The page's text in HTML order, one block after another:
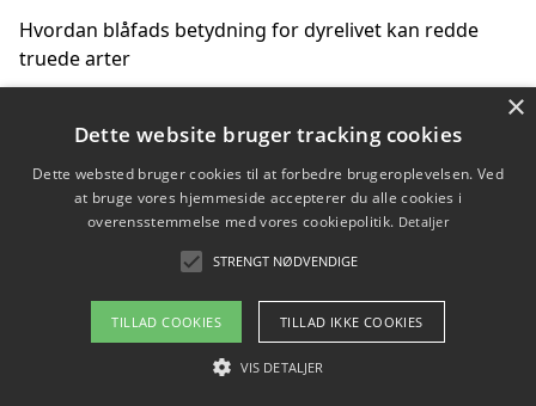
Hvordan blåfads betydning for dyrelivet kan redde
truede arter
Hvordan kan gaver til unge voksne støtte bevarelsen
Copyright 2026 - Pilanto Aps
Om / kontakt
Blog Betingelser
×
Dette website bruger tracking cookies
Dette websted bruger cookies til at forbedre brugeroplevelsen. Ved
at bruge vores hjemmeside accepterer du alle cookies i
overensstemmelse med vores cookiepolitik. Detaljer
STRENGT NØDVENDIGE
TILLAD COOKIES TILLAD IKKE COOKIES
VIS DETALJER